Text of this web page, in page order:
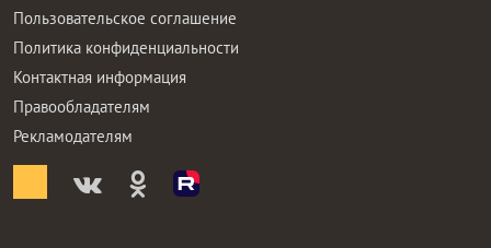
Пользовательское соглашение
Политика конфиденциальности
Контактная информация
Правообладателям
Рекламодателям